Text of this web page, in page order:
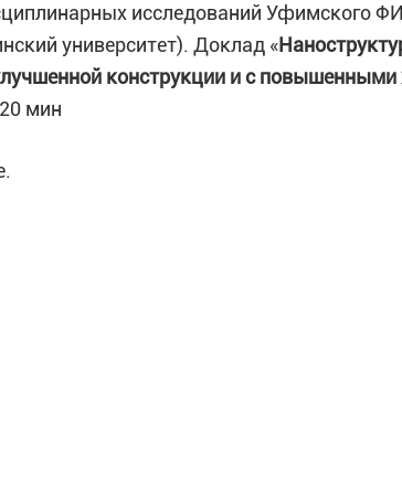
исследований Уфимского
университет). Доклад «
конструкции и с повышенными
мин